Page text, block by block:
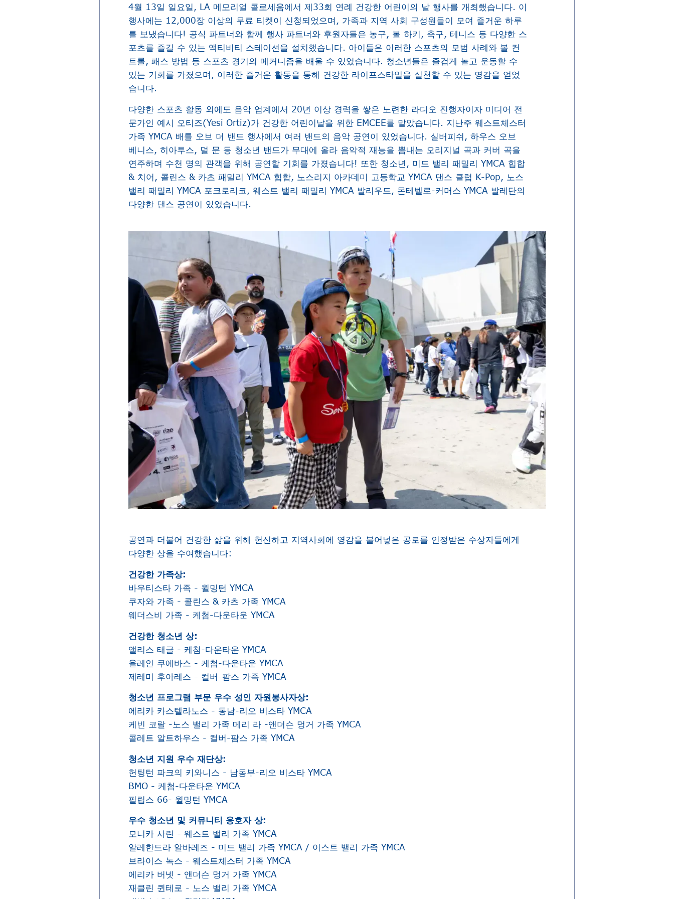
4월 13일 일요일, LA 메모리얼 콜로세움에서 제33회 연례 건강한 어린이의 날 행사를 개최했습니다. 이
행사에는 12,000장 이상의 무료 티켓이 신청되었으며, 가족과 지역 사회 구성원들이 모여 즐거운 하루
를 보냈습니다! 공식 파트너와 함께 행사 파트너와 후원자들은 농구, 볼 하키, 축구, 테니스 등 다양한 스
포츠를 즐길 수 있는 액티비티 스테이션을 설치했습니다. 아이들은 이러한 스포츠의 모범 사례와 볼 컨
트롤, 패스 방법 등 스포츠 경기의 메커니즘을 배울 수 있었습니다. 청소년들은 즐겁게 놀고 운동할 수
있는 기회를 가졌으며, 이러한 즐거운 활동을 통해 건강한 라이프스타일을 실천할 수 있는 영감을 얻었
습니다.
다양한 스포츠 활동 외에도 음악 업계에서 20년 이상 경력을 쌓은 노련한 라디오 진행자이자 미디어 전
문가인 예시 오티즈(Yesi Ortiz)가 건강한 어린이날을 위한 EMCEE를 맡았습니다. 지난주 웨스트체스터
가족 YMCA 배틀 오브 더 밴드 행사에서 여러 밴드의 음악 공연이 있었습니다. 실버피쉬, 하우스 오브
베니스, 히아투스, 덜 문 등 청소년 밴드가 무대에 올라 음악적 재능을 뽐내는 오리지널 곡과 커버 곡을
연주하며 수천 명의 관객을 위해 공연할 기회를 가졌습니다! 또한 청소년, 미드 밸리 패밀리 YMCA 힙합
& 치어, 콜린스 & 카츠 패밀리 YMCA 힙합, 노스리지 아카데미 고등학교 YMCA 댄스 클럽 K-Pop, 노스
밸리 패밀리 YMCA 포크로리코, 웨스트 밸리 패밀리 YMCA 발리우드, 몬테벨로-커머스 YMCA 발레단의
다양한 댄스 공연이 있었습니다.
공연과 더불어 건강한 삶을 위해 헌신하고 지역사회에 영감을 불어넣은 공로를 인정받은 수상자들에게
다양한 상을 수여했습니다:
건강한 가족상:
바우티스타 가족 - 윌밍턴 YMCA
쿠자와 가족 - 콜린스 & 카츠 가족 YMCA
웨더스비 가족 - 케첨-다운타운 YMCA
건강한 청소년 상:
앨리스 태글 - 케첨-다운타운 YMCA
욜레인 쿠에바스 - 케첨-다운타운 YMCA
제레미 후아레스 - 컬버-팜스 가족 YMCA
청소년 프로그램 부문 우수 성인 자원봉사자상:
에리카 카스텔라노스 - 동남-리오 비스타 YMCA
케빈 코랄 -노스 밸리 가족 메리 라 -앤더슨 멍거 가족 YMCA
콜레트 알트하우스 - 컬버-팜스 가족 YMCA
청소년 지원 우수 재단상:
헌팅턴 파크의 키와니스 - 남동부-리오 비스타 YMCA
BMO - 케첨-다운타운 YMCA
필립스 66- 윌밍턴 YMCA
우수 청소년 및 커뮤니티 옹호자 상:
모니카 사린 - 웨스트 밸리 가족 YMCA
알레한드라 알바레즈 - 미드 밸리 가족 YMCA / 이스트 밸리 가족 YMCA
브라이스 녹스 - 웨스트체스터 가족 YMCA
에리카 버넷 - 앤더슨 멍거 가족 YMCA
재클린 퀸테로 - 노스 밸리 가족 YMCA